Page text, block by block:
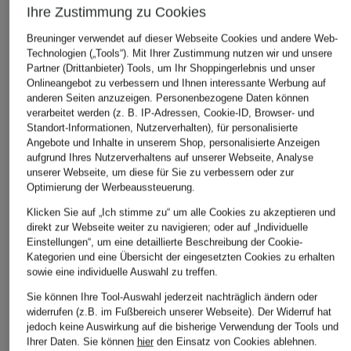
+Aktionsrabatt
Malej
Leinenweste
COLOSSE
127,60 €
Bestpreis:135,57 €
Ursprünglich:319 €
+Aktionsrabatt
lilienfels
Kunstfell-Weste
149,99 €
Bestpreis:127,49 €
Ursprünglich:299,99 €
BETTA CORRADI
Kunstfell-Weste
379,99 €
Weitere Kategorien
Ihre Zustimmung zu Cookies
Breuninger verwendet auf dieser Webseite Cookies und andere Web-
Technologien („Tools“). Mit Ihrer Zustimmung nutzen wir und unsere
Partner (Drittanbieter) Tools, um Ihr Shoppingerlebnis und unser
Onlineangebot zu verbessern und Ihnen interessante Werbung auf
anderen Seiten anzuzeigen. Personenbezogene Daten können
verarbeitet werden (z. B. IP-Adressen, Cookie-ID, Browser- und
Standort-Informationen, Nutzerverhalten), für personalisierte
Angebote und Inhalte in unserem Shop, personalisierte Anzeigen
aufgrund Ihres Nutzerverhaltens auf unserer Webseite, Analyse
unserer Webseite, um diese für Sie zu verbessern oder zur
Optimierung der Werbeaussteuerung.
Klicken Sie auf „Ich stimme zu“ um alle Cookies zu akzeptieren und
direkt zur Webseite weiter zu navigieren; oder auf „Individuelle
Einstellungen“, um eine detaillierte Beschreibung der Cookie-
Kategorien und eine Übersicht der eingesetzten Cookies zu erhalten
sowie eine individuelle Auswahl zu treffen.
Sie können Ihre Tool-Auswahl jederzeit nachträglich ändern oder
widerrufen (z.B. im Fußbereich unserer Webseite). Der Widerruf hat
jedoch keine Auswirkung auf die bisherige Verwendung der Tools und
Ihrer Daten. Sie können hierden Einsatz von Cookies ablehnen.